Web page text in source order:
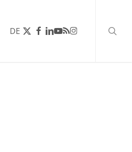
DE X-
TWITTER
FACEBOOK
LINKEDIN
YOUTUBE
RSSINSTAGRAM